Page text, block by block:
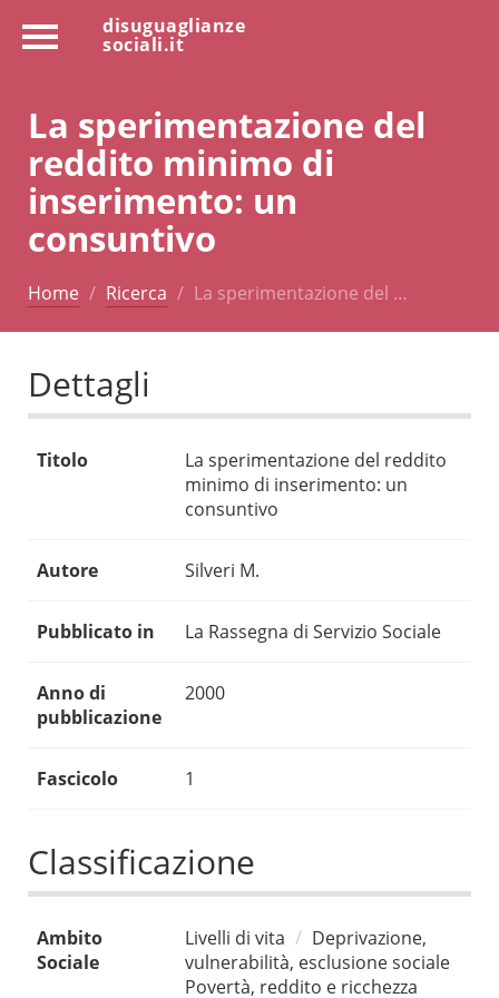
disuguaglianze
sociali.it
La sperimentazione del
reddito minimo di
inserimento: un
consuntivo
Home Ricerca La sperimentazione del …
Dettagli
Titolo
La sperimentazione del reddito
minimo di inserimento: un
consuntivo
Autore Silveri M.
Pubblicato in La Rassegna di Servizio Sociale
Anno di
pubblicazione
2000
Fascicolo 1
Classificazione
Ambito
Sociale
Livelli di vita
Deprivazione,
vulnerabilità, esclusione sociale
Povertà, reddito e ricchezza